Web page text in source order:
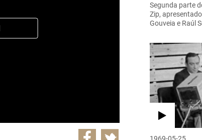
Segunda parte
Zip,
Gouveia e Raúl